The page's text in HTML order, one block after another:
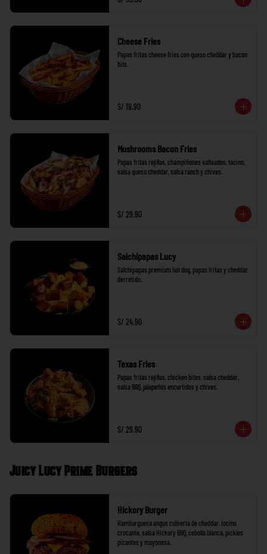
Cheese Fries
Papas fritas cheese fries con queso cheddar y bacon
bits.
S/ 18.90
Mushrooms Bacon Fries
Papas fritas rejillas, champiñones salteados, tocino,
salsa queso cheddar, salsa ranch y chives.
S/ 29.90
Salchipapas Lucy
Salchipapas premium hot dog, papas fritas y cheddar
derretido.
S/ 24.90
Texas Fries
Papas fritas rejillas, chicken bites, salsa cheddar,
salsa BBQ, jalapeños encurtidos y chives.
S/ 29.90
Juicy Lucy Prime Burgers
Hickory Burger
Hamburguesa angus cubierta de cheddar, tocino
crocante, salsa Hickory BBQ, cebolla blanca, pickles
picantes y mayonesa.